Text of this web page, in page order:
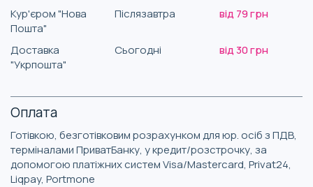
Кур'єром "Нова
Пошта"
Післязавтра від 79 грн
Доставка
"Укрпошта"
Сьогодні від 30 грн
Оплата
Готівкою, безготівковим розрахунком для юр. осіб з ПДВ,
терміналами ПриватБанку, у кредит/розстрочку, за
допомогою платіжних систем Visa/Mastercard, Privat24,
Liqpay, Portmone